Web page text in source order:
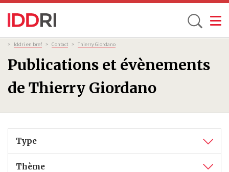
Aller
au
contenu
principal
Toggle
Publications et évènements
de Thierry Giordano
Fil
d'Ariane
> Iddri en bref > Contact > Thierry Giordano
Type
Thème